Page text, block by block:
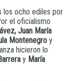
los ocho ediles por
el oficialismo
Juan María
Montenegro y
hicieron lo
y María